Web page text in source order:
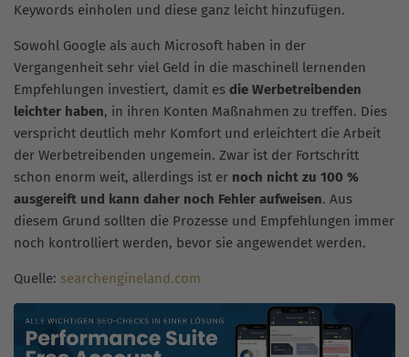
Keywords einholen und diese ganz leicht hinzufügen.
Sowohl Google als auch Microsoft haben in der
Vergangenheit sehr viel Geld in die maschinell lernenden
Empfehlungen investiert, damit es die Werbetreibenden
leichter haben, in ihren Konten Maßnahmen zu treffen. Dies
verspricht deutlich mehr Komfort und erleichtert die Arbeit
der Werbetreibenden ungemein. Zwar ist der Fortschritt
schon enorm weit, allerdings ist er noch nicht zu 100 %
ausgereift und kann daher noch Fehler aufweisen. Aus
diesem Grund sollten die Prozesse und Empfehlungen immer
noch kontrolliert werden, bevor sie angewendet werden.
Quelle: searchengineland.com